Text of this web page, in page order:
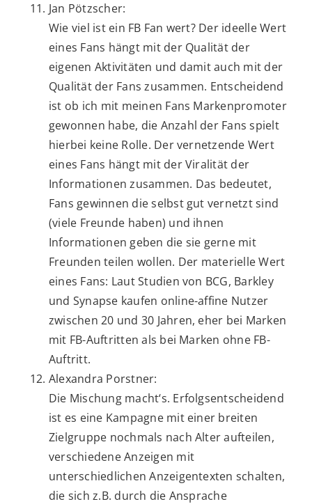
Jan Pötzscher:
Wie viel ist ein FB Fan wert? Der ideelle Wert
eines Fans hängt mit der Qualität der
eigenen Aktivitäten und damit auch mit der
Qualität der Fans zusammen. Entscheidend
ist ob ich mit meinen Fans Markenpromoter
gewonnen habe, die Anzahl der Fans spielt
hierbei keine Rolle. Der vernetzende Wert
eines Fans hängt mit der Viralität der
Informationen zusammen. Das bedeutet,
Fans gewinnen die selbst gut vernetzt sind
(viele Freunde haben) und ihnen
Informationen geben die sie gerne mit
Freunden teilen wollen. Der materielle Wert
eines Fans: Laut Studien von BCG, Barkley
und Synapse kaufen online-affine Nutzer
zwischen 20 und 30 Jahren, eher bei Marken
mit FB-Auftritten als bei Marken ohne FB-
Auftritt.
Alexandra Porstner:
Die Mischung macht‘s. Erfolgsentscheidend
ist es eine Kampagne mit einer breiten
Zielgruppe nochmals nach Alter aufteilen,
verschiedene Anzeigen mit
unterschiedlichen Anzeigentexten schalten,
die sich z.B. durch die Ansprache